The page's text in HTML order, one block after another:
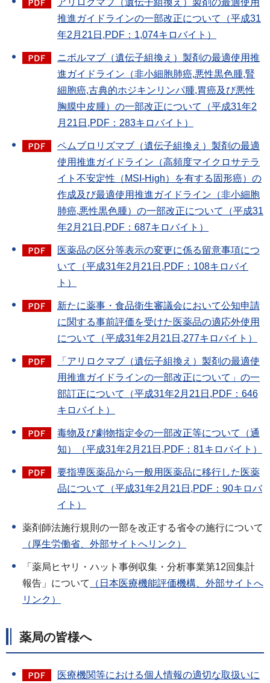
アリロクマブ（遺伝子組換え）製剤の最適使用
推進ガイドラインの一部改正について（平成31
年2月21日,PDF：1,074キロバイト）
ニボルマブ（遺伝子組換え）製剤の最適使用推
進ガイドライン（非小細胞肺癌,悪性黒色腫,腎
細胞癌,古典的ホジキンリンパ腫,胃癌及び悪性
胸膜中皮腫）の一部改正について（平成31年2
月21日,PDF：283キロバイト）
ペムブロリズマブ（遺伝子組換え）製剤の最適
使用推進ガイドライン（高頻度マイクロサテラ
イト不安定性（MSI-High）を有する固形癌）の
作成及び最適使用推進ガイドライン（非小細胞
肺癌,悪性黒色腫）の一部改正について（平成31
年2月21日,PDF：687キロバイト）
医薬品の区分等表示の変更に係る留意事項につ
いて（平成31年2月21日,PDF：108キロバイ
ト）
新たに薬事・食品衛生審議会において公知申請
に関する事前評価を受けた医薬品の適応外使用
について（平成31年2月21日,277キロバイト）
「アリロクマブ（遺伝子組換え）製剤の最適使
用推進ガイドラインの一部改正について」の一
部訂正について（平成31年2月21日,PDF：646
キロバイト）
毒物及び劇物指定令の一部改正等について（通
知）（平成31年2月21日,PDF：81キロバイト）
要指導医薬品から一般用医薬品に移行した医薬
品について（平成31年2月21日,PDF：90キロバ
イト）
薬剤師法施行規則の一部を改正する省令の施行について
（厚生労働省、外部サイトへリンク）
「薬局ヒヤリ・ハット事例収集・分析事業第12回集計
報告」について
（日本医療機能評価機構、外部サイトへ
リンク）
薬局の皆様へ
医療機関等における個人情報の適切な取扱いに